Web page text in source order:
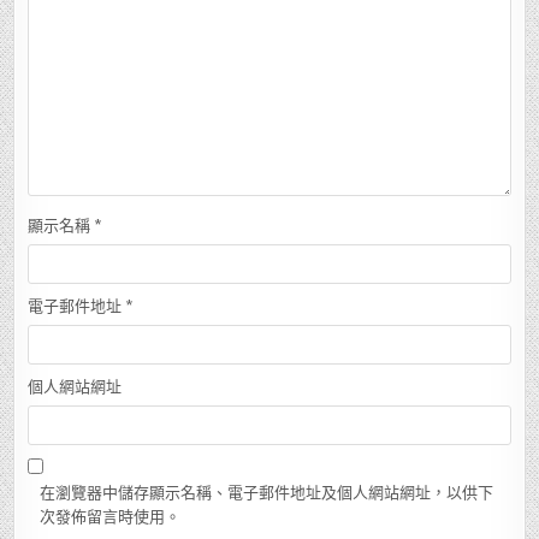
顯示名稱 *
電子郵件地址 *
個人網站網址
在瀏覽器中儲存顯示名稱、電子郵件地址及個人網站網址，以供下
次發佈留言時使用。